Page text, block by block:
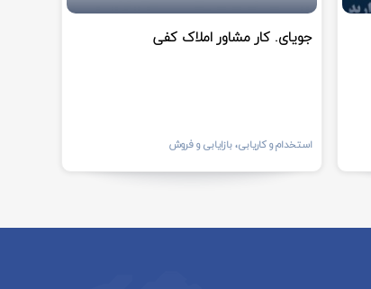
جویای. کار مشاور املاک کفی
استخدام و کاریابی، بازایابی و فروش